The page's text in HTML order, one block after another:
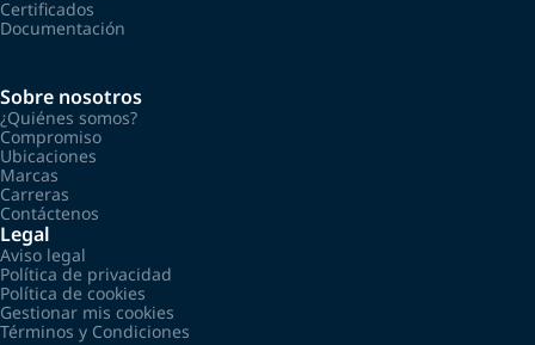
Certificados
Documentación
Sobre nosotros
¿Quiénes somos?
Compromiso
Ubicaciones
Marcas
Carreras
Contáctenos
Legal
Aviso legal
Política de privacidad
Política de cookies
Gestionar mis cookies
Términos y Condiciones